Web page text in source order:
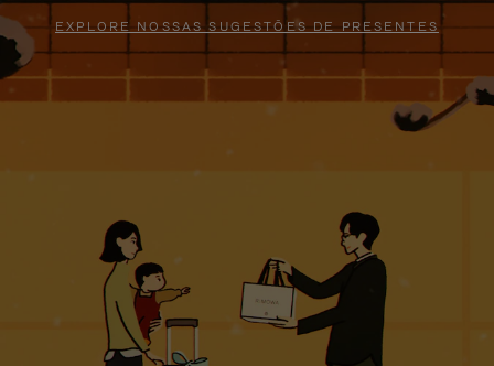
EXPLORE NOSSAS SUGESTÕES DE PRESENTES